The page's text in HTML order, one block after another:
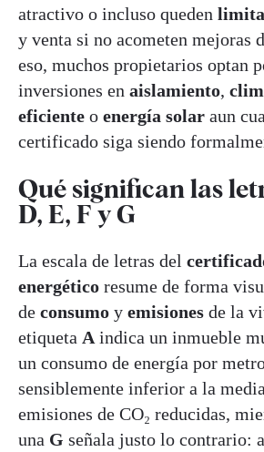
atractivo o incluso queden
y venta si no acometen mejoras
eso, muchos propietarios optan
inversiones en aislamiento,
eficiente o energía solar aun
certificado siga siendo
Qué significan las
D, E, F y G
La escala de letras del
energético resume de forma
de consumo y emisiones de la
etiqueta A indica un inmueble
un consumo de energía por
sensiblemente inferior a la
emisiones de CO₂ reducidas,
una G señala justo lo contrario: